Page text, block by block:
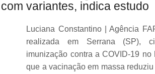
com variantes, indica estudo
Luciana Constantino | Agência
realizada em Serrana (SP),
imunização contra a COVID-19 no
que a vacinação em massa